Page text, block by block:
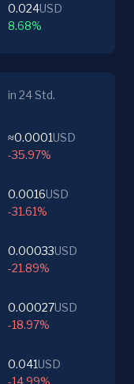
0.024USD
8.68%
in 24 Std.
≈0.0001USD
-35.97%
0.0016USD
-31.61%
0.00033USD
-21.89%
0.00027USD
-18.97%
0.041USD
-14.99%